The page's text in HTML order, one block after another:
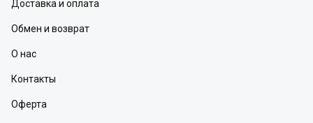
Доставка и оплата
Обмен и возврат
О нас
Контакты
Оферта